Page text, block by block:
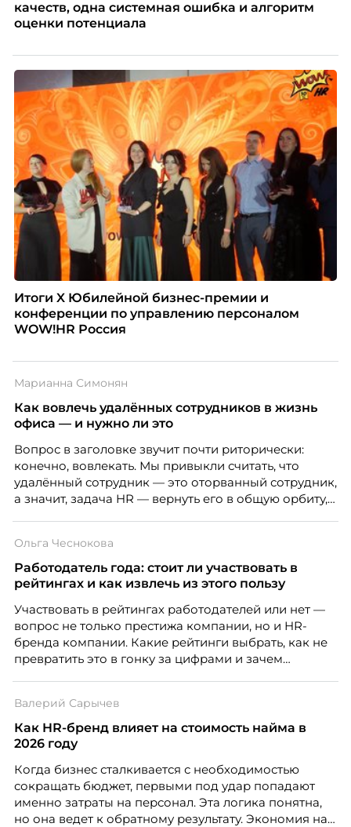
качеств, одна системная ошибка и алгоритм
оценки потенциала
Итоги X Юбилейной бизнес-премии и
конференции по управлению персоналом
WOW!HR Россия
Марианна Симонян
Как вовлечь удалённых сотрудников в жизнь
офиса — и нужно ли это
Вопрос в заголовке звучит почти риторически:
конечно, вовлекать. Мы привыкли считать, что
удалённый сотрудник — это оторванный сотрудник,
а значит, задача HR — вернуть его в общую орбиту,
вовлечения, стоит остановиться на неудобном
факте: данные говорят ровно обратное тому, что
подсказывает интуиция. Автор свежего выпуска
People Analytics, приглашённый лектор НИУ ВШЭ и
МИФИ, автор книги «Дао женской карьеры».
Ольга Чеснокова
Работодатель года: стоит ли участвовать в
рейтингах и как извлечь из этого пользу
Участвовать в рейтингах работодателей или нет —
вопрос не только престижа компании, но и HR-
бренда компании. Какие рейтинги выбрать, как не
превратить это в гонку за цифрами и зачем
Чеснокова, HR-директор Right line.
Валерий Сарычев
Как HR-бренд влияет на стоимость найма в
2026 году
Когда бизнес сталкивается с необходимостью
сокращать бюджет, первыми под удар попадают
именно затраты на персонал. Эта логика понятна,
но она ведет к обратному результату. Экономия на